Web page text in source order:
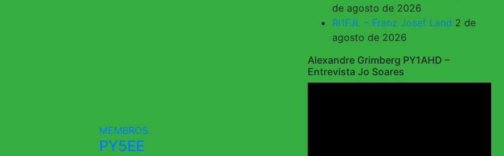
MEMBROS
PY5EE
de agosto de 2026
RI1FJL – Franz Josef Land 2 de
agosto de 2026
Alexandre Grimberg PY1AHD –
Entrevista Jo Soares